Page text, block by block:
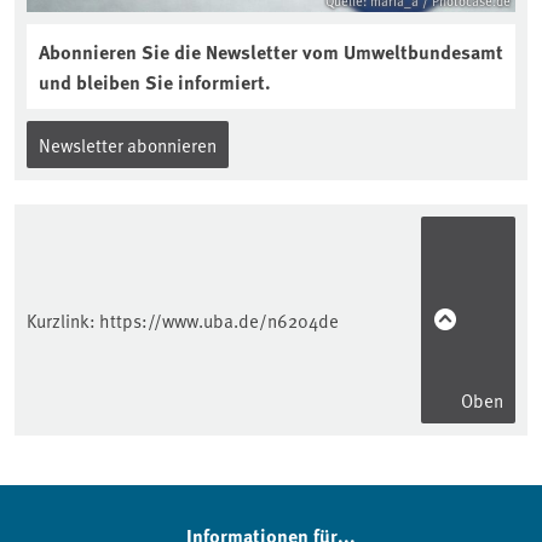
Abonnieren Sie die Newsletter vom Umweltbundesamt
und bleiben Sie informiert.
Newsletter abonnieren
Kurzlink: https://www.uba.de/n6204de
Oben
Informationen für...